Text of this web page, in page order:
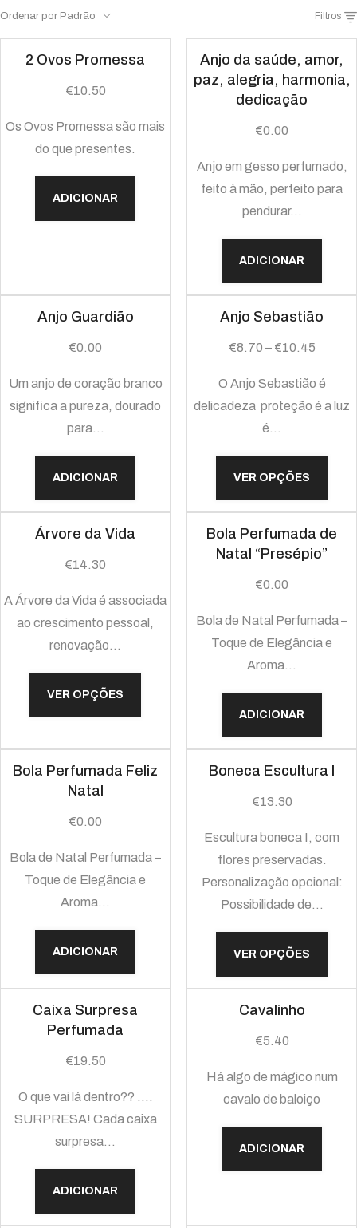
Ordenar por Padrão Filtros
2 Ovos Promessa
€10.50
Os Ovos Promessa são mais
do que presentes.
ADICIONAR
Anjo da saúde, amor,
paz, alegria, harmonia,
dedicação
€0.00
Anjo em gesso perfumado,
feito à mão, perfeito para
pendurar…
ADICIONAR
Anjo Guardião
€0.00
Um anjo de coração branco
significa a pureza, dourado
para…
ADICIONAR
Anjo Sebastião
€8.70 – €10.45
O Anjo Sebastião é
delicadeza proteção é a luz
é…
VER OPÇÕES
Árvore da Vida
€14.30
A Árvore da Vida é associada
ao crescimento pessoal,
renovação…
VER OPÇÕES
Bola Perfumada de
Natal “Presépio”
€0.00
Bola de Natal Perfumada –
Toque de Elegância e
Aroma…
ADICIONAR
Bola Perfumada Feliz
Natal
€0.00
Bola de Natal Perfumada –
Toque de Elegância e
Aroma…
ADICIONAR
Boneca Escultura I
€13.30
Escultura boneca I, com
flores preservadas.
Personalização opcional:
Possibilidade de…
VER OPÇÕES
Caixa Surpresa
Perfumada
€19.50
O que vai lá dentro?? ....
SURPRESA! Cada caixa
surpresa…
ADICIONAR
Cavalinho
€5.40
Há algo de mágico num
cavalo de baloiço
ADICIONAR